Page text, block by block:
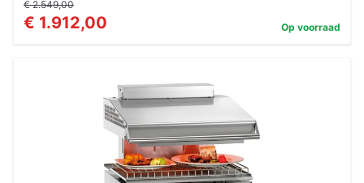
€ 2.549,00
€ 1.912,00 Op voorraad